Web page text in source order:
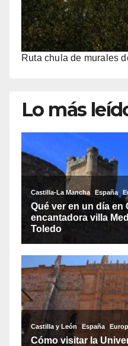
Ruta chula de murales
Lo más